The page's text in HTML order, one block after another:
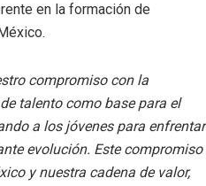
en la formación de
compromiso con la
talento como base para el
a los jóvenes para enfrentar
evolución. Este compromiso
y nuestra cadena de valor,